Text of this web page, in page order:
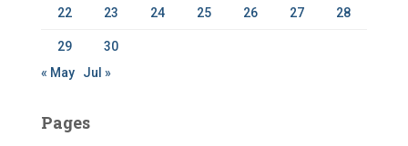
22 23 24 25 26 27 28
29
30
« May
Jul »
Pages